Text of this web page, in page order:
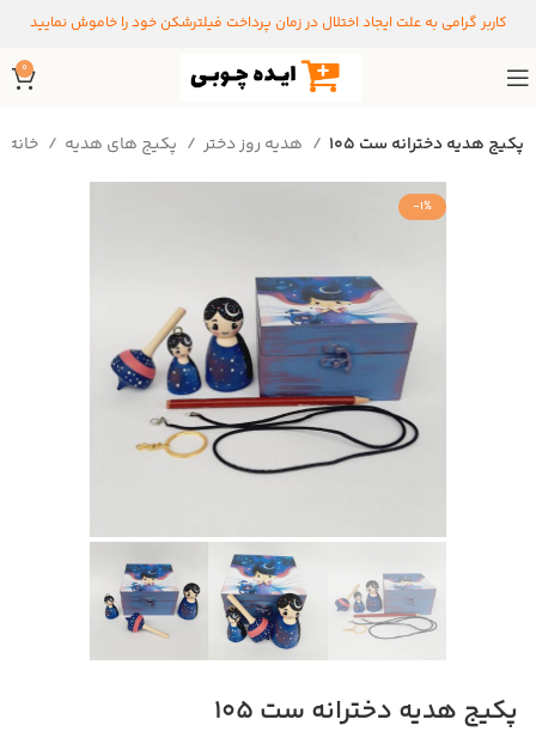
کاربر گرامی به علت ایجاد اختلال در زمان پرداخت فیلترشکن خود را خاموش نمایید
0
خانه پکیج هدیه دخترانه ست ۱۰۵
-1%
پکیج هدیه دخترانه ست ۱۰۵